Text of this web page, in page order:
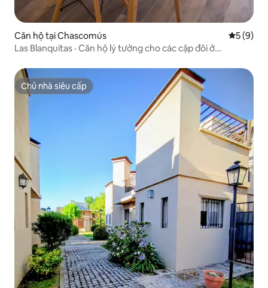
Căn hộ tại Chascomús Xếp5 (9)
Las Blanquitas · Căn hộ lý tưởng cho các cặp đôi ở
Chủ nhà siêu cấp
Chủ nhà siêu cấp